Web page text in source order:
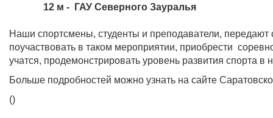
12 м - ГАУ Северного Зауралья
Наши спортсмены, студенты и преподаватели, передают
поучаствовать в таком мероприятии, приобрести
учатся, продемонстрировать уровень развития спорта
Больше подробностей можно узнать на сайте
()